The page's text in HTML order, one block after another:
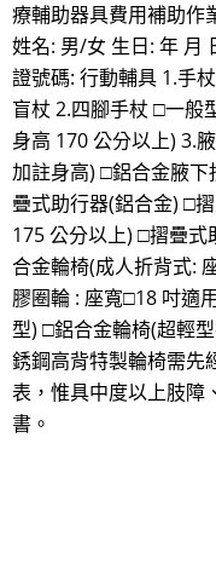
療輔助器具費用補助作
姓名: 男/女 生日: 年 月
證號碼: 行動輔具 1.手
盲杖 2.四腳手杖 □一般
身高 170 公分以上) 3.
加註身高) □鋁合金腋
疊式助行器(鋁合金) □
175 公分以上) □摺疊
合金輪椅(成人折背式:
膠圈輪 : 座寬□18 吋適
型) □鋁合金輪椅(超輕
銹鋼高背特製輪椅需先
表，惟具中度以上肢障
書。